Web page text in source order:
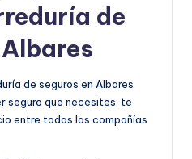
de
de seguros en Albares
seguro que necesites, te
entre todas las compañías